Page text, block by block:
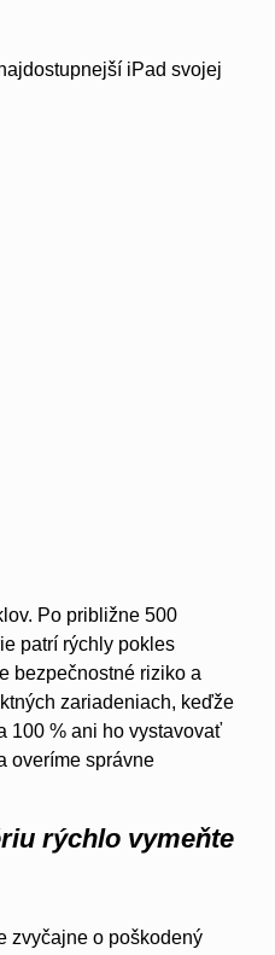
iPad svojej
Po približne 500
patrí rýchly pokles
bezpečnostné riziko a
zariadeniach, keďže
100 % ani ho vystavovať
overíme správne
rýchlo vymeňte
zvyčajne o poškodený